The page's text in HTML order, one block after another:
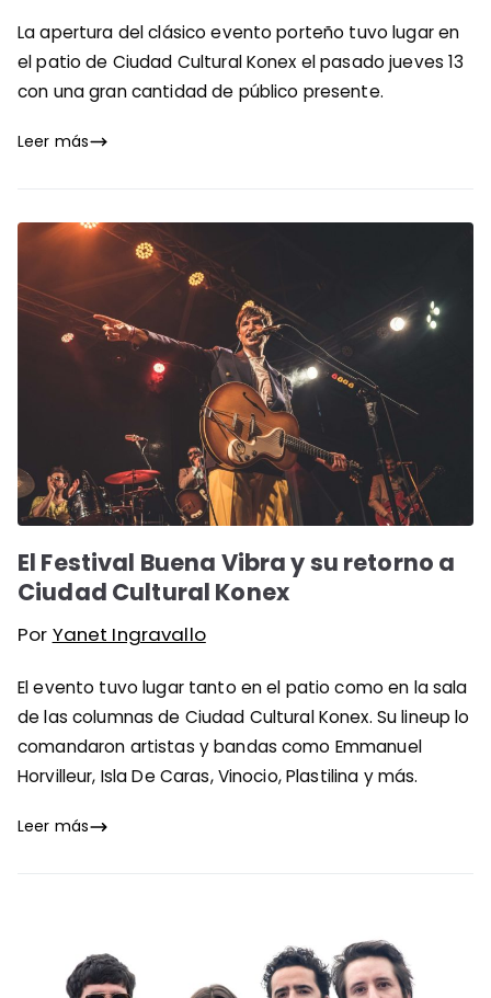
La apertura del clásico evento porteño tuvo lugar en
el patio de Ciudad Cultural Konex el pasado jueves 13
con una gran cantidad de público presente.
Leer más
El Festival Buena Vibra y su retorno a
Ciudad Cultural Konex
Por Yanet Ingravallo
El evento tuvo lugar tanto en el patio como en la sala
de las columnas de Ciudad Cultural Konex. Su lineup lo
comandaron artistas y bandas como Emmanuel
Horvilleur, Isla De Caras, Vinocio, Plastilina y más.
Leer más